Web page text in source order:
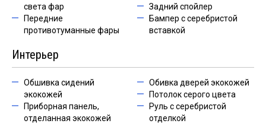
света фар
Передние
противотуманные фары
Задний спойлер
Бампер с серебристой
вставкой
Интерьер
Обшивка сидений
экокожей
Приборная панель,
отделанная экокожей
Обивка дверей экокожей
Потолок серого цвета
Руль с серебристой
отделкой